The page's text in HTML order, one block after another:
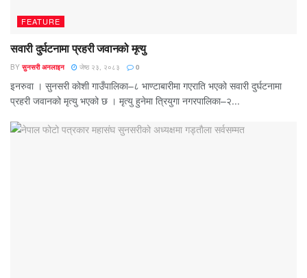
FEATURE
सवारी दुर्घटनामा प्रहरी जवानको मृत्यु
BY सुनसरी अनलाइन जेष्ठ २३, २०८३ 0
इनरुवा । सुनसरी कोशी गाउँपालिका–८ भाण्टाबारीमा गएराति भएको सवारी दुर्घटनामा
प्रहरी जवानको मृत्यु भएको छ । मृत्यु हुनेमा त्रियुगा नगरपालिका–२...